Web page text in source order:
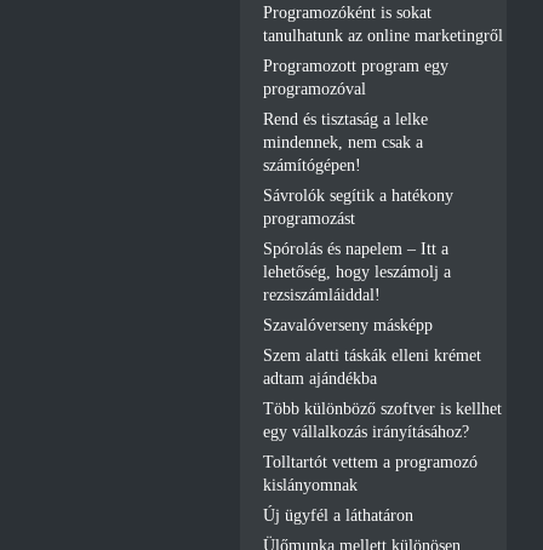
Programozóként is sokat
tanulhatunk az online marketingről
Programozott program egy
programozóval
Rend és tisztaság a lelke
mindennek, nem csak a
számítógépen!
Sávrolók segítik a hatékony
programozást
Spórolás és napelem – Itt a
lehetőség, hogy leszámolj a
rezsiszámláiddal!
Szavalóverseny másképp
Szem alatti táskák elleni krémet
adtam ajándékba
Több különböző szoftver is kellhet
egy vállalkozás irányításához?
Tolltartót vettem a programozó
kislányomnak
Új ügyfél a láthatáron
Ülőmunka mellett különösen